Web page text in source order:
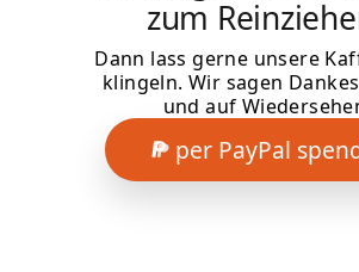
zum
Dann lass gerne unsere
klingeln. Wir sagen
und auf
per PayPal